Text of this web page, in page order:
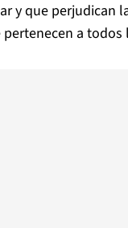
y que perjudican
a